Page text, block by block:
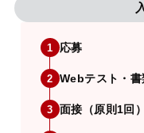
1 応募
2 Webテスト・書
3 面接（原則1回）